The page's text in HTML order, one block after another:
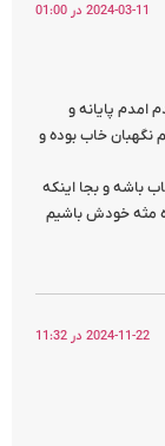
2024-03-11 در 01:00
۱۲/۲۱ساعت۱۲:۵۷بار گندم امدم پایانه و
نگهبان خاب بوده و
باشه و بجا اینکه
مثه خودش باشیم
2024-11-22 در 11:32